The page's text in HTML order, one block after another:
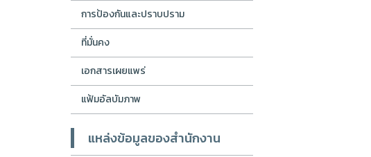
การป้องกันและปราบปราม
ที่มั่นคง
เอกสารเผยแพร่
แฟ้มอัลบัมภาพ
แหล่งข้อมูลของสำนักงาน